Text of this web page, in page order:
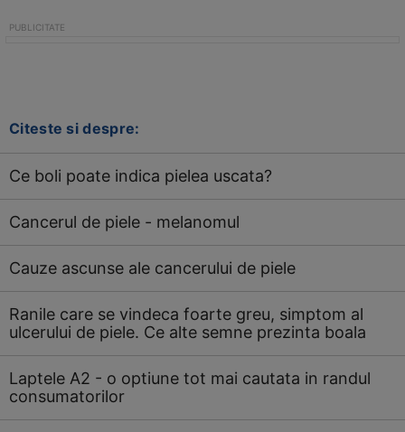
Citeste si despre:
Ce boli poate indica pielea uscata?
Cancerul de piele - melanomul
Cauze ascunse ale cancerului de piele
Ranile care se vindeca foarte greu, simptom al
ulcerului de piele. Ce alte semne prezinta boala
Laptele A2 - o optiune tot mai cautata in randul
consumatorilor